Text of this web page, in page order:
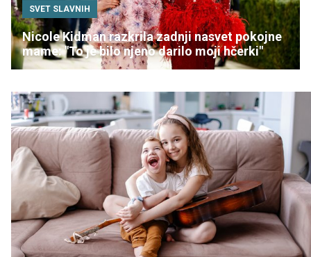
SVET SLAVNIH
Nicole Kidman razkrila zadnji nasvet pokojne
mame: "To je bilo njeno darilo moji hčerki"